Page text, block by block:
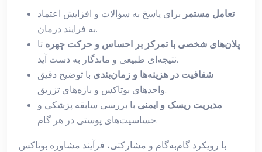
تعامل مستمر برای پاسخ به سؤالات و افزایش اعتماد
به فرایند درمان.
پلان‌های شخصی با تمرکز بر احساس و حرکت چهره تا
نتیجه‌ای طبیعی و ماندگار به دست آید.
شفافیت در هزینه‌ها و زمان‌بندی با توضیح دقیق
واحدهای بوتاکس و بازه‌های تزریق.
مدیریت ریسک و ایمنی با بررسی سابقه پزشکی و
حساسیت‌های پوستی در هر گام.
با رویکرد گام‌به‌گام و مشارکتی، فرآیند مشاوره بوتاکس